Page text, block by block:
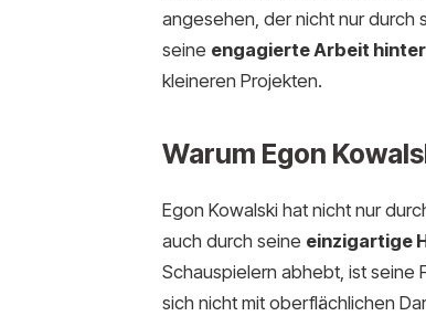
angesehen, der nicht nur durch
seine engagierte Arbeit
kleineren Projekten.
Warum Egon
Egon Kowalski hat nicht nur
auch durch seine einzigartige
Schauspielern abhebt, ist seine
sich nicht mit oberflächlichen